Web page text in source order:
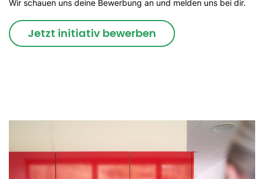
Wir schauen uns deine Bewerbung an und melden uns bei dir.
Jetzt initiativ bewerben